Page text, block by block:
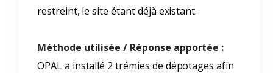
restreint, le site étant déjà existant.
Méthode utilisée / Réponse apportée :
OPAL a installé 2 trémies de dépotages afin